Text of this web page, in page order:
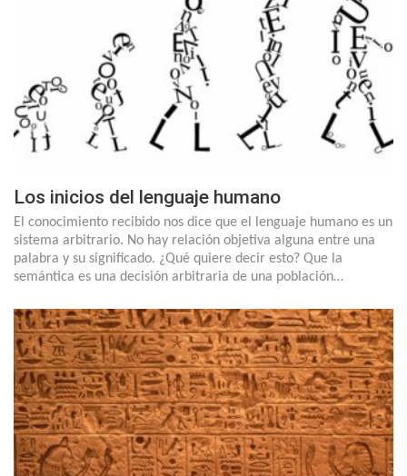
Los inicios del lenguaje humano
El conocimiento recibido nos dice que el lenguaje humano es un
sistema arbitrario. No hay relación objetiva alguna entre una
palabra y su significado. ¿Qué quiere decir esto? Que la
semántica es una decisión arbitraria de una población…